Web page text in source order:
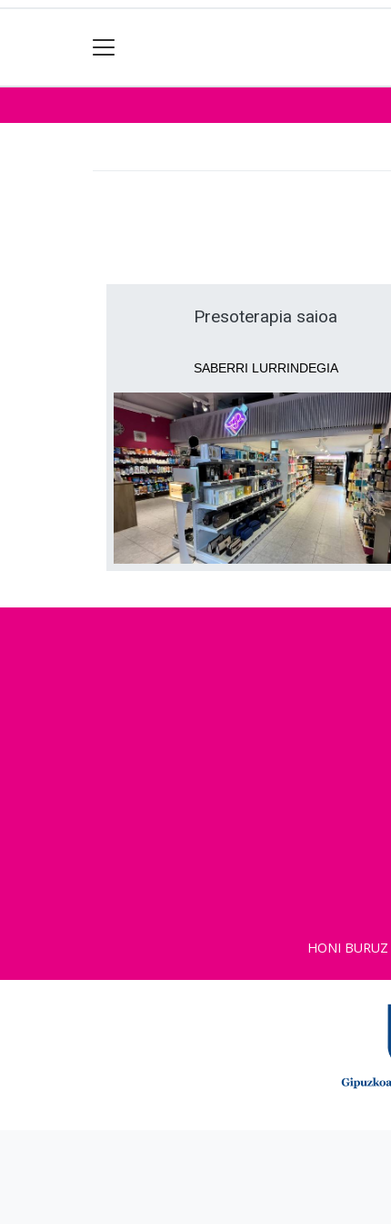
Presoterapia saioa
SABERRI LURRINDEGIA
HONI BURUZ